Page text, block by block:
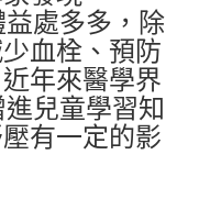
處多多，除
血栓、預防
年來醫學界
兒童學習知
有一定的影